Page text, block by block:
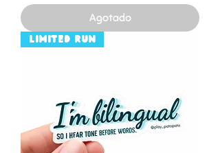
Agotado
Limited Run